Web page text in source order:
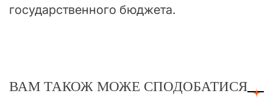
государственного бюджета.
ВАМ ТАКОЖ МОЖЕ СПОДОБАТИСЯ